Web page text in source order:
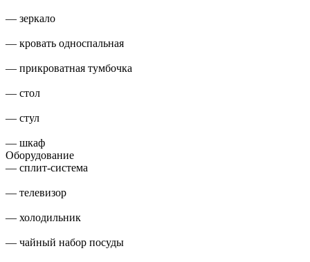
— зеркало
— кровать односпальная
— прикроватная тумбочка
— стол
— стул
— шкаф
Оборудование
— сплит-система
— телевизор
— холодильник
— чайный набор посуды